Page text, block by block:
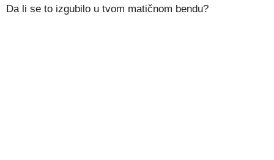
Da li se to izgubilo u tvom matičnom bendu?